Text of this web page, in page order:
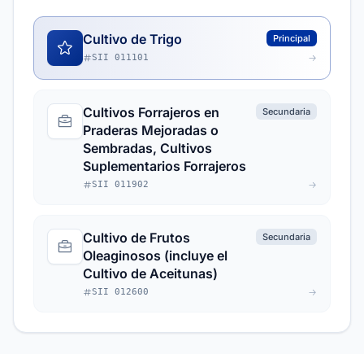
Cultivo de Trigo Principal
SII 011101
Cultivos Forrajeros en
Praderas Mejoradas o
Sembradas, Cultivos
Suplementarios Forrajeros
Secundaria
SII 011902
Cultivo de Frutos
Oleaginosos (incluye el
Cultivo de Aceitunas)
Secundaria
SII 012600